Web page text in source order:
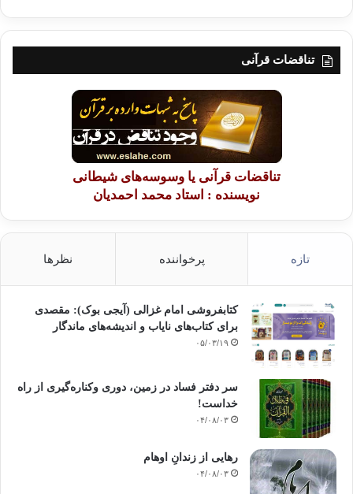
تناقضات قرآنی
تناقضات قرآنی یا وسوسه‌های شیطانی
نویسنده : استاد محمد احمدیان
تازه پرخواننده نظرها
کتابفروشی امام غزالی (آیجی بوک): مقصدی
برای کتاب‌های نایاب و اندیشه‌های ماندگار
۰۵/۰۳/۱۹
سر دفتر فساد در زمین‌، دوری وکناره‌گیری از راه
خداست‌!
۰۴/۰۸/۰۳
رهایی از زندانِ اوهام
۰۴/۰۸/۰۳